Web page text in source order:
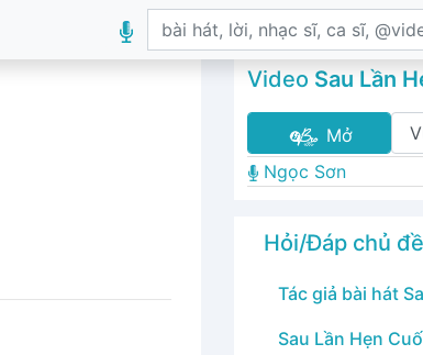
Video Sau Lần
Mở
Ngọc Sơn
Hỏi/Đáp chủ đề
Tác giả bài hát
Sau Lần Hẹn